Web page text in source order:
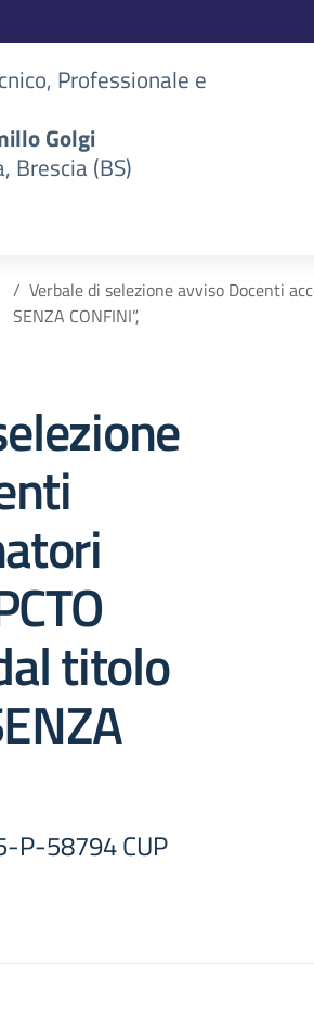
Professionale e
Golgi
Brescia (BS)
Verbale di selezione avviso Docenti
SENZA CONFINI”,
titolo
P-58794 CUP